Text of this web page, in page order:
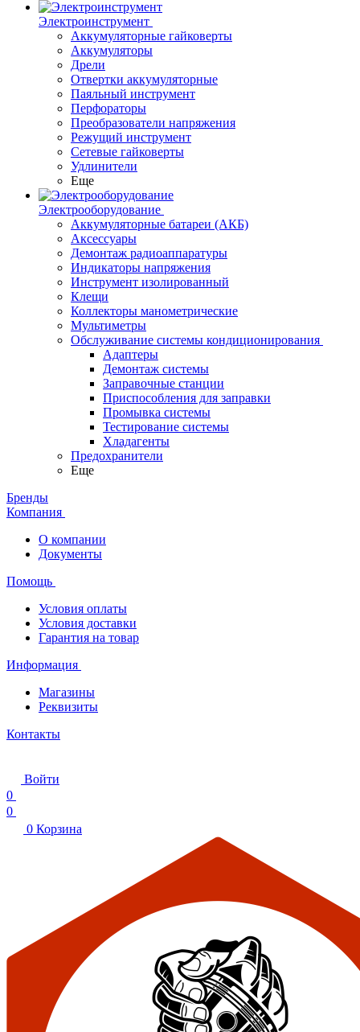
Электроинструмент
Аккумуляторные гайковерты
Аккумуляторы
Дрели
Отвертки аккумуляторные
Паяльный инструмент
Перфораторы
Преобразователи напряжения
Режущий инструмент
Сетевые гайковерты
Удлинители
Еще
Электрооборудование
Аккумуляторные батареи (АКБ)
Аксессуары
Демонтаж радиоаппаратуры
Индикаторы напряжения
Инструмент изолированный
Клещи
Коллекторы манометрические
Мультиметры
Обслуживание системы кондиционирования
Адаптеры
Демонтаж системы
Заправочные станции
Приспособления для заправки
Промывка системы
Тестирование системы
Хладагенты
Предохранители
Еще
Бренды
Компания
О компании
Документы
Помощь
Условия оплаты
Условия доставки
Гарантия на товар
Информация
Магазины
Реквизиты
Контакты
Войти
0
0
0 Корзина